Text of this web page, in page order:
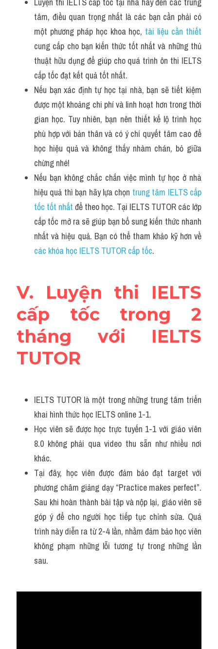
tâm, điều quan trọng nhất là các bạn cần phải có
một phương pháp học khoa học, tài liệu cần thiết
cung cấp cho bạn kiến thức tốt nhất và những thủ
thuật hữu dụng để giúp cho quá trình ôn thi IELTS
cấp tốc đạt kết quả tốt nhất.
Nếu bạn xác định tự học tại nhà, bạn sẽ tiết kiệm
được một khoảng chi phí và linh hoạt hơn trong thời
gian học. Tuy nhiên, bạn nên thiết kế lộ trình học
phù hợp với bản thân và có ý chí quyết tâm cao để
học hiệu quả và không thấy nhàm chán, bỏ giữa
chừng nhé!
Nếu bạn không chắc chắn việc mình tự học ở nhà
hiệu quả thì bạn hãy lựa chọn trung tâm IELTS cấp
tốc tốt nhất để theo học. Tại IELTS TUTOR các lớp
cấp tốc mở ra sẽ giúp bạn bổ sung kiến thức nhanh
các khóa học IELTS TUTOR cấp tốc.
V. Luyện thi IELTS
cấp tốc trong 2
tháng với IELTS
TUTOR
IELTS TUTOR là một trong những trung tâm triển
khai hình thức học IELTS online 1-1.
Học viên sẽ được học trực tuyến 1-1 với giáo viên
8.0 không phải qua video thu sẵn như nhiều nơi
khác.
Tại đây, học viên được đảm bảo đạt target với
phương châm giảng dạy “Practice makes perfect”.
Sau khi hoàn thành bài tập và nộp lại, giáo viên sẽ
góp ý để cho người học tiếp tục chỉnh sửa. Quá
trình này diễn ra từ 2-4 lần, nhằm đảm bảo học viên
không phạm những lỗi tương tự trong những lần
sau.